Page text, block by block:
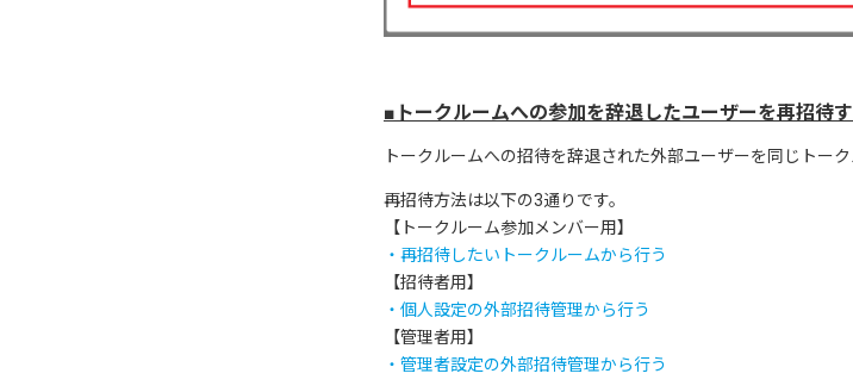
■トークルームへの参加を辞退したユーザーを再招待
トークルームへの招待を辞退された外部ユーザーを同じトーク
再招待方法は以下の3通りです。
【トークルーム参加メンバー用】
・再招待したいトークルームから行う
【招待者用】
・個人設定の外部招待管理から行う
【管理者用】
・管理者設定の外部招待管理から行う